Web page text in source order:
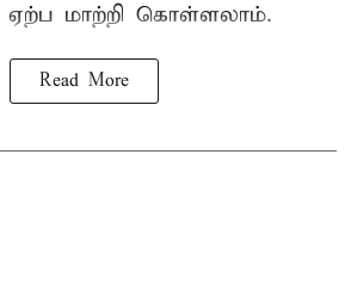
ஏற்ப மாற்றி கொள்ளலாம்.
Read More